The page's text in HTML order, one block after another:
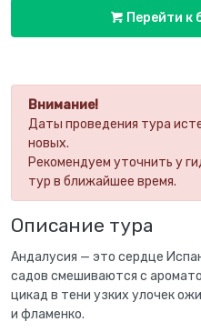
Внимание!
Даты проведения тура
новых.
Рекомендуем уточнить у
тур в ближайшее время.
Описание тура
Андалусия — это сердце
садов смешиваются с
цикад в тени узких улочек
и фламенко.
Перейти к